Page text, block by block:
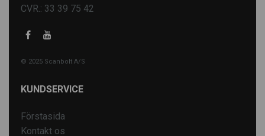
CVR.: 33 39 75 42
© 2025 Scanbolt A/S
KUNDSERVICE
Förstasida
Kontakt os